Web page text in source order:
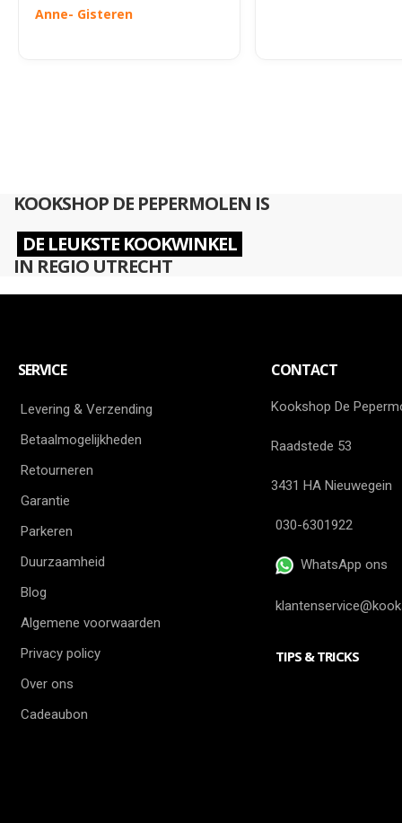
Anne- Gisteren
KOOKSHOP DE PEPERMOLEN IS
DE LEUKSTE KOOKWINKEL
IN REGIO UTRECHT
SERVICE
Levering & Verzending
Betaalmogelijkheden
Retourneren
Garantie
Parkeren
Duurzaamheid
Blog
Algemene voorwaarden
Privacy policy
Over ons
Cadeaubon
CONTACT
Kookshop De
Raadstede 53
3431 HA Nieuwegein
030-6301922
WhatsApp ons
TIPS & TRICKS